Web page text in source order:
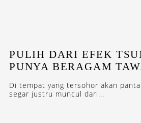
PULIH DARI EFEK
PUNYA BERAGAM
Di tempat yang tersohor akan
segar justru muncul dari...